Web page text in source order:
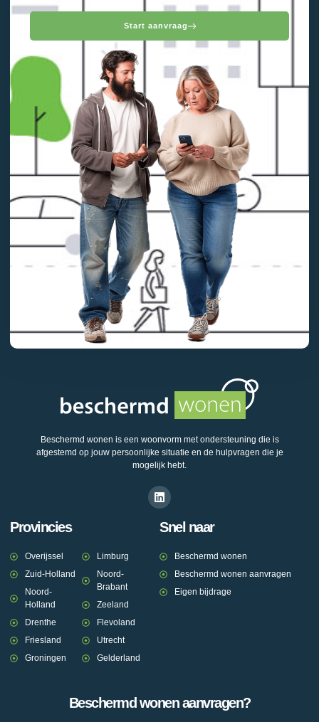
Start aanvraag
Beschermd wonen is een woonvorm met ondersteuning die is
afgestemd op jouw persoonlijke situatie en de hulpvragen die je
mogelijk hebt.
Provincies
Overijssel
Zuid-Holland
Noord-
Holland
Drenthe
Friesland
Groningen
Limburg
Noord-
Brabant
Zeeland
Flevoland
Utrecht
Gelderland
Snel naar
Beschermd wonen
Beschermd wonen aanvragen
Eigen bijdrage
Beschermd wonen aanvragen?